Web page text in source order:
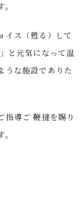
イス（甦る）して
と元気になって温
うな施設でありた
指導ご 鞭撻を賜り